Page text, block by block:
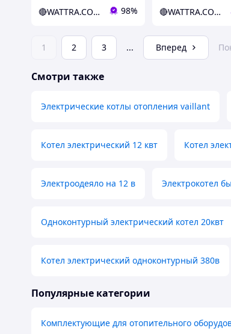
🔴WATTRA.COM.UA - дело техники... 98% 🔴WATTRA.COM.UA - дело техники...
1 2 3 ... Вперед
Смотри также
Электрические котлы отопления vaillant
Котел электрический 12 квт Котел
Электроодеяло на 12 в Электрокотел
Одноконтурный электрический котел 20квт
Котел электрический одноконтурный 380в
Популярные категории
Комплектующие для отопительного